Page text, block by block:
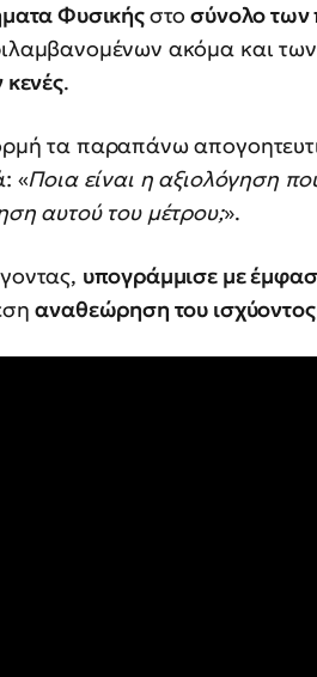
Φυσικήςστο σύνολο των
ακόμα και
κενές.
τα παραπάνω
«Ποια είναι η αξιολόγηση
αυτού του μέτρου;».
υπογράμμισε με
αναθεώρηση του